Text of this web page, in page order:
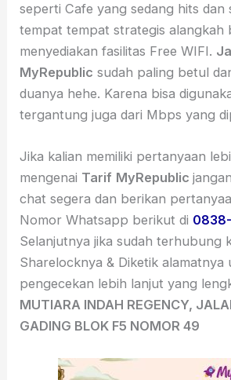
seperti Cafe yang sedang hits dan
tempat tempat strategis alangkah
menyediakan fasilitas Free WIFI.
MyRepublic sudah paling betul
duanya hehe. Karena bisa
tergantung juga dari Mbps yang
Jika kalian memiliki pertanyaan
mengenai Tarif MyRepublic
chat segera dan berikan
Nomor Whatsapp berikut di
Selanjutnya jika sudah terhubung
Sharelocknya & Diketik alamatnya
pengecekan lebih lanjut yang
MUTIARA INDAH REGENCY,
GADING BLOK F5 NOMOR 49